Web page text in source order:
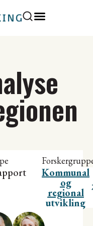
Kommunal
og
regional
utvikling